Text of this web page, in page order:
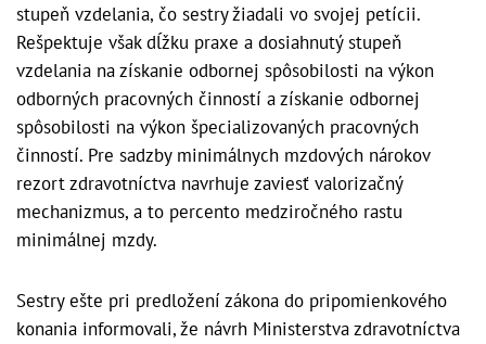
stupeň vzdelania, čo sestry žiadali vo svojej petícii.
Rešpektuje však dĺžku praxe a dosiahnutý stupeň
vzdelania na získanie odbornej spôsobilosti na výkon
odborných pracovných činností a získanie odbornej
spôsobilosti na výkon špecializovaných pracovných
činností. Pre sadzby minimálnych mzdových nárokov
rezort zdravotníctva navrhuje zaviesť valorizačný
mechanizmus, a to percento medziročného rastu
minimálnej mzdy.
Sestry ešte pri predložení zákona do pripomienkového
konania informovali, že návrh Ministerstva zdravotníctva